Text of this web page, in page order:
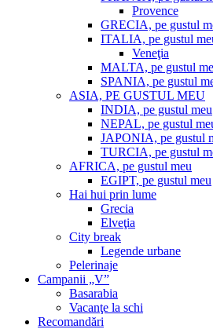
Provence
GRECIA, pe gustul
ITALIA, pe gustul
Veneţia
MALTA, pe gustul
SPANIA, pe gustul
ASIA, PE GUSTUL MEU
INDIA, pe gustul meu
NEPAL, pe gustul
JAPONIA, pe gustul
TURCIA, pe gustul
AFRICA, pe gustul meu
EGIPT, pe gustul meu
Hai hui prin lume
Grecia
Elveţia
City break
Legende urbane
Pelerinaje
Campanii „V”
Basarabia
Vacanţe la schi
Recomandări